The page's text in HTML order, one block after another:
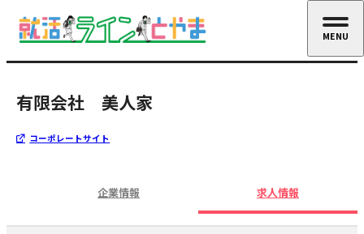
有限会社 美人家
コーポレートサイト
企業情報 求人情報
MENU